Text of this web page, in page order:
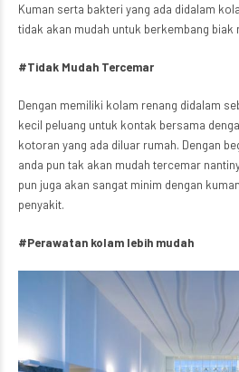
Kuman serta bakteri yang ada didalam
tidak akan mudah untuk berkembang biak
#Tidak Mudah Tercemar
Dengan memiliki kolam renang didalam
kecil peluang untuk kontak bersama
kotoran yang ada diluar rumah. Dengan
anda pun tak akan mudah tercemar
pun juga akan sangat minim dengan
penyakit.
#Perawatan kolam lebih mudah